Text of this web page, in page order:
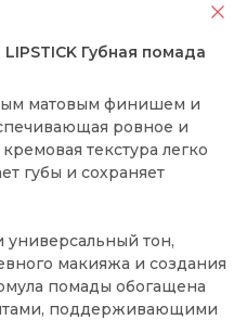
LIPSTICK Губная помада
матовым финишем и
ровное и
текстура легко
губы и сохраняет
тон,
макияжа и создания
помады обогащена
поддерживающими